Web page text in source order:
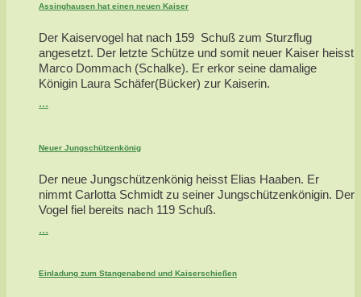
Assinghausen hat einen neuen Kaiser
Der Kaiservogel hat nach 159 Schuß zum Sturzflug
angesetzt. Der letzte Schütze und somit neuer Kaiser heisst
Marco Dommach (Schalke). Er erkor seine damalige
Königin Laura Schäfer(Bücker) zur Kaiserin.
...
Neuer Jungschützenkönig
Der neue Jungschützenkönig heisst Elias Haaben. Er
nimmt Carlotta Schmidt zu seiner Jungschützenkönigin. Der
Vogel fiel bereits nach 119 Schuß.
...
Einladung zum Stangenabend und Kaiserschießen